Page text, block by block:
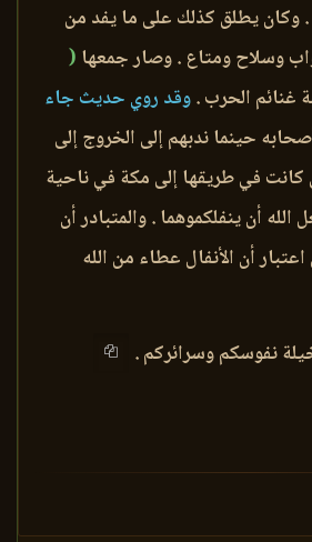
. وكان يطلق كذلك على ما يفد من
وسلاح ومتاع . وصار جمعها (
غنائم الحرب .وقد روي حديث جاء
حينما ندبهم إلى الخروج إلى
كانت في طريقها إلى مكة في ناحية
الله أن ينفلكموهما . والمتبادر أن
أن الأنفال عطاء من الله
نفوسكم وسرائركم .